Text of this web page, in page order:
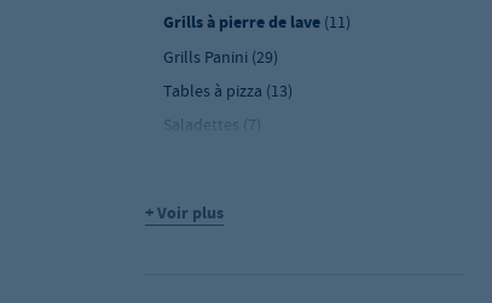
Grills à pierre de lave (11)
Grills Panini (29)
Tables à pizza (13)
Saladettes (7)
Salamandres
+ Voir plus